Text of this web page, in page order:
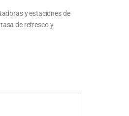
y estaciones de
de refresco y